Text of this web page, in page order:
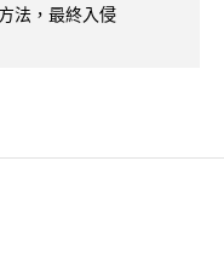
法，最終入侵